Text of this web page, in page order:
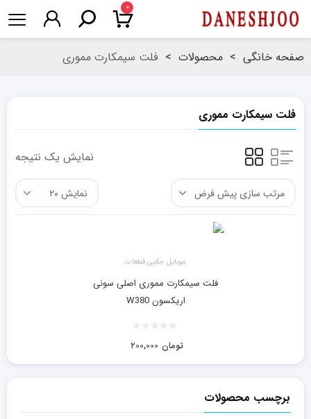
۰
صفحه خانگی > محصولات > فلت سیمکارت مموری
فلت سیمکارت مموری
نمایش یک نتیجه
موبایل جانبی قطعات
فلت سیمکارت مموری اصلی سونی
اریکسون W380
۲۰۰,۰۰۰ تومان
برچسب محصولات